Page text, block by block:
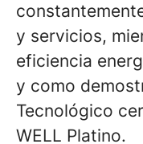
y servicios,
eficiencia
y como
Tecnológico
WELL Platino.